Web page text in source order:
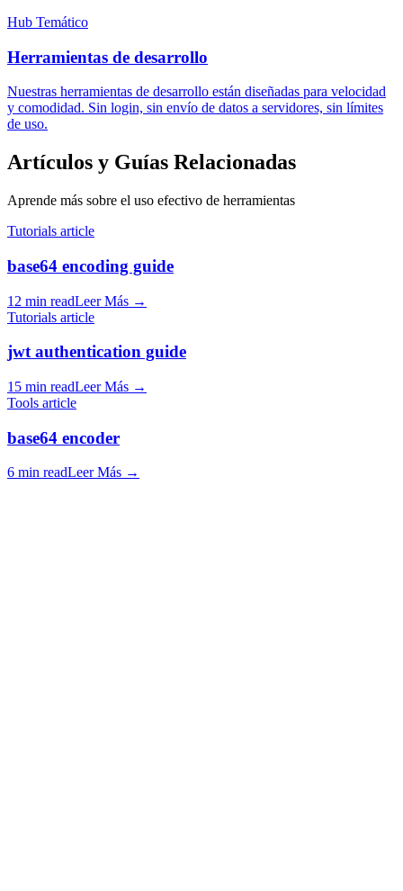
Hub Temático
Herramientas de desarrollo
Nuestras herramientas de desarrollo están diseñadas para velocidad
y comodidad. Sin login, sin envío de datos a servidores, sin límites
de uso.
Artículos y Guías Relacionadas
Aprende más sobre el uso efectivo de herramientas
Tutorials article
base64 encoding guide
12 min readLeer Más →
Tutorials article
jwt authentication guide
15 min readLeer Más →
Tools article
base64 encoder
6 min readLeer Más →